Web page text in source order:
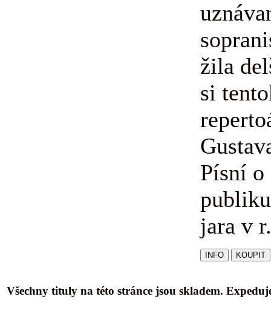
žila
si
Písní
jara v
Všechny tituly na této stránce jsou skladem.